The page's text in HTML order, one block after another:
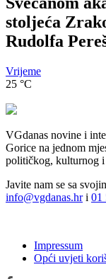
stoljeća
Rudolfa
Vrijeme
25 °C
VGdanas novine i
Gorice na jednom
političkog, kulturnog
Javite nam se sa
info@vgdanas.hri 01
Impressum
Opći uvjeti